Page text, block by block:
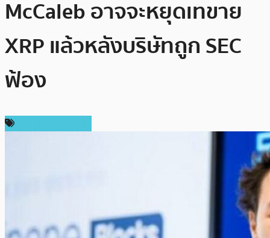
McCaleb อาจจะหยุดเทขาย
XRP แล้วหลังบริษัทถูก SEC
ฟ้อง